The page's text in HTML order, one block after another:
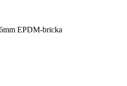
EPDM-bricka